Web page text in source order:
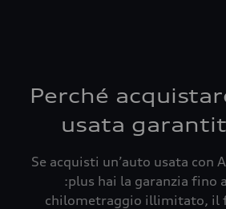
Perché
usata
Se acquisti un’auto usata con
:plus hai la garanzia fino
chilometraggio illimitato, il